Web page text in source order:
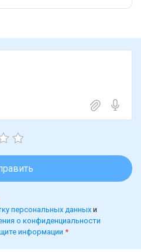
персональных данных и
о конфиденциальности
информации *